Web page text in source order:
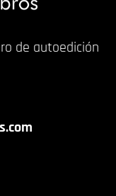
de autoedición